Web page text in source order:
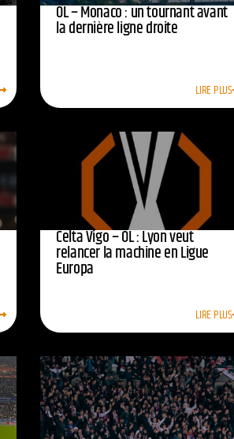
OL – Monaco : un tournant avant
la dernière ligne droite
LIRE PLUS
Celta Vigo – OL : Lyon veut
relancer la machine en Ligue
Europa
LIRE PLUS